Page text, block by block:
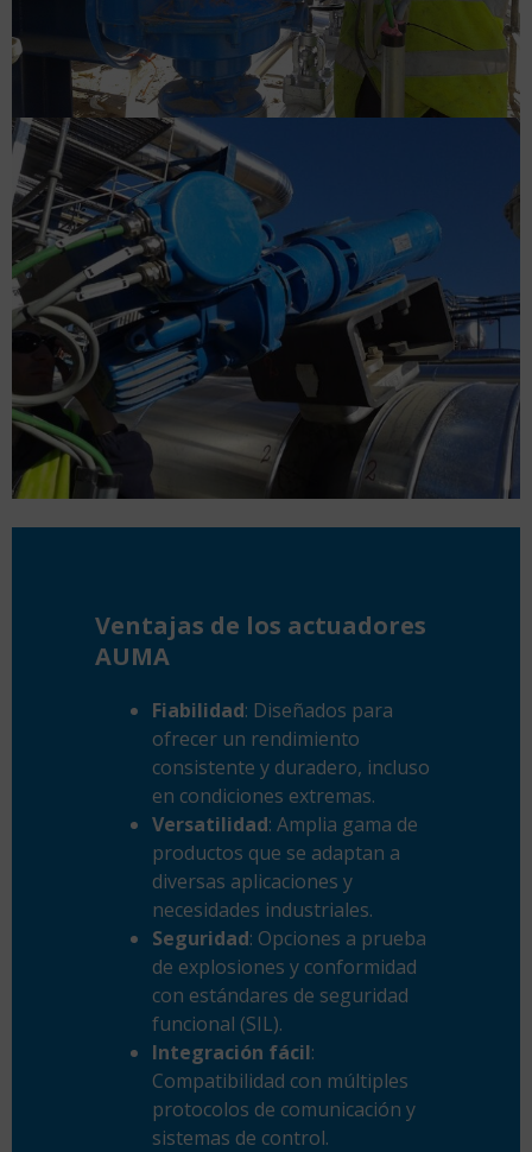
Ventajas de los actuadores
AUMA
Fiabilidad: Diseñados para
ofrecer un rendimiento
consistente y duradero, incluso
en condiciones extremas.
Versatilidad: Amplia gama de
productos que se adaptan a
diversas aplicaciones y
necesidades industriales.
Seguridad: Opciones a prueba
de explosiones y conformidad
con estándares de seguridad
funcional (SIL).
Integración fácil:
Compatibilidad con múltiples
protocolos de comunicación y
sistemas de control.